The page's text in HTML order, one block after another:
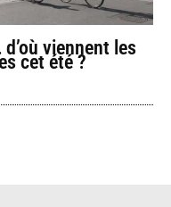
viennent les
cet été ?